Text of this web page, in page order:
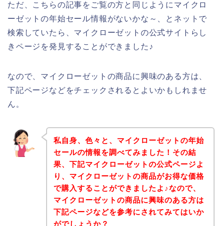
ただ、こちらの記事をご覧の方と同じようにマイクロ
ーゼットの年始セール情報がないかな～、とネットで
検索していたら、マイクローゼットの公式サイトらし
きページを発見することができました♪
なので、マイクローゼットの商品に興味のある方は、
下記ページなどをチェックされるとよいかもしれませ
ん。
私自身、色々と、マイクローゼットの年始
セールの情報を調べてみました！その結
果、下記マイクローゼットの公式ページよ
り、マイクローゼットの商品がお得な価格
で購入することができましたよ♪なので、
マイクローゼットの商品に興味のある方は
下記ページなどを参考にされてみてはいか
がでしょうか？